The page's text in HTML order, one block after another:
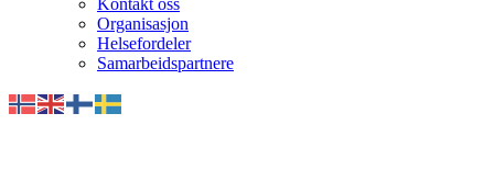
Kontakt oss
Organisasjon
Helsefordeler
Samarbeidspartnere